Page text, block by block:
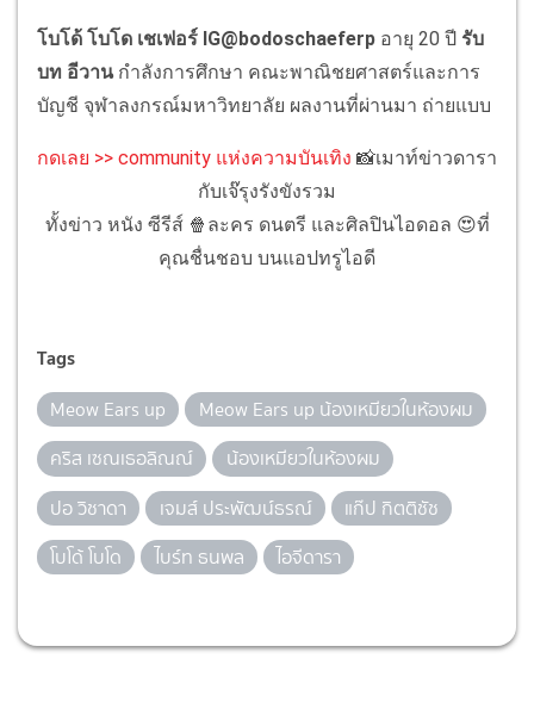
โบโด้ โบโด เชเฟอร์ IG@bodoschaeferp อายุ 20 ปี รับ
บท อีวาน กำลังการศึกษา คณะพาณิชยศาสตร์และการ
บัญชี จุฬาลงกรณ์มหาวิทยาลัย ผลงานที่ผ่านมา ถ่ายแบบ
กดเลย >> community แห่งความบันเทิง 📸เมาท์ข่าวดารา
กับเจ๊รุงรังขังรวม
ทั้งข่าว หนัง ซีรีส์ 🍿ละคร ดนตรี และศิลปินไอดอล 😍ที่
คุณชื่นชอบ บนแอปทรูไอดี
Tags
Meow Ears up
Meow Ears up น้องเหมียวในห้องผม
คริส เซณเธอลิณณ์
น้องเหมียวในห้องผม
ปอ วิชาดา
เจมส์ ประพัฒน์ธรณ์
แก๊ป กิตติชัช
โบโด้ โบโด
ไบร์ท ธนพล ไอจีดารา